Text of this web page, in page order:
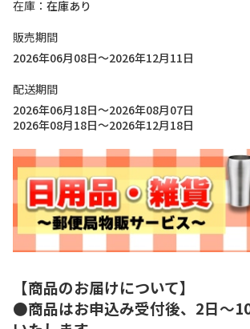
在庫
在庫あり
販売期間
2026年06月08日～2026年12月11日
配送期間
2026年06月18日～2026年08月07日
2026年08月18日～2026年12月18日
【商品のお届けについて】
●商品はお申込み受付後、2日～